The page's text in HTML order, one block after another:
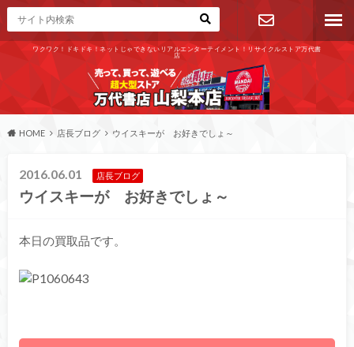
ワクワク！ドキドキ！ネットじゃできないリアルエンターテイメント！リサイクルストア万代書
店
お問い合わ
せ
HOME 店長ブログ ウイスキーが お好きでしょ～
2016.06.01 店長ブログ
ウイスキーが お好きでしょ～
本日の買取品です。